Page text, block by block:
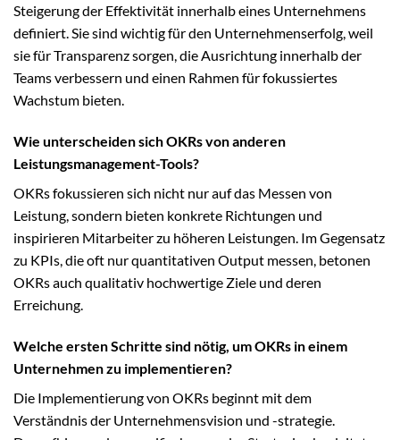
Steigerung der Effektivität innerhalb eines Unternehmens
definiert. Sie sind wichtig für den Unternehmenserfolg, weil
sie für Transparenz sorgen, die Ausrichtung innerhalb der
Teams verbessern und einen Rahmen für fokussiertes
Wachstum bieten.
Wie unterscheiden sich OKRs von anderen
Leistungsmanagement-Tools?
OKRs fokussieren sich nicht nur auf das Messen von
Leistung, sondern bieten konkrete Richtungen und
inspirieren Mitarbeiter zu höheren Leistungen. Im Gegensatz
zu KPIs, die oft nur quantitativen Output messen, betonen
OKRs auch qualitativ hochwertige Ziele und deren
Erreichung.
Welche ersten Schritte sind nötig, um OKRs in einem
Unternehmen zu implementieren?
Die Implementierung von OKRs beginnt mit dem
Verständnis der Unternehmensvision und -strategie.